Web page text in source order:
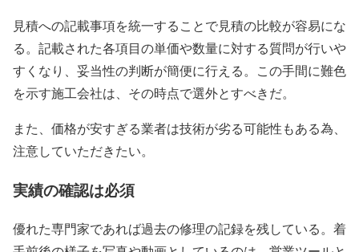
見積への記載事項を統一することで見積の比較が容易にな
る。記載された各項目の単価や数量に対する質問が行いや
すくなり、妥当性の判断が簡便に行える。この手間に難色
を示す施工会社は、その時点で選外とすべきだ。
また、価格が安すぎる業者は技術が劣る可能性もある為、
注意していただきたい。
実績の確認は必須
優れた専門家であれば過去の修理の記録を残している。着